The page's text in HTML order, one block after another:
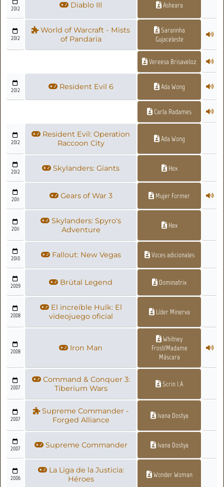
2012 Diablo III Asheara
2012
World of Warcraft - Mists
of Pandaria
Sarannha
Gujaceleste
Vereesa Brisaveloz
2012 Resident Evil 6 Ada Wong
Carla Radames
2012
Resident Evil: Operation
Raccoon City
Ada Wong
2012 Skylanders: Giants Hex
2011 Gears of War 3 Mujer Former
2011
Skylanders: Spyro's
Adventure
Hex
2010 Fallout: New Vegas Voces adicionales
2009 Brütal Legend Dominatrix
2008
El increíble Hulk: El
videojuego oficial
Líder Minerva
2008 Iron Man
Whitney
Frost/Madame
Máscara
2007
Command & Conquer 3:
Tiberium Wars
Scrin I.A
2007
Supreme Commander -
Forged Alliance
Ivana Dostya
2007 Supreme Commander Ivana Dostya
2006
La Liga de la Justicia:
Héroes
Wonder Woman